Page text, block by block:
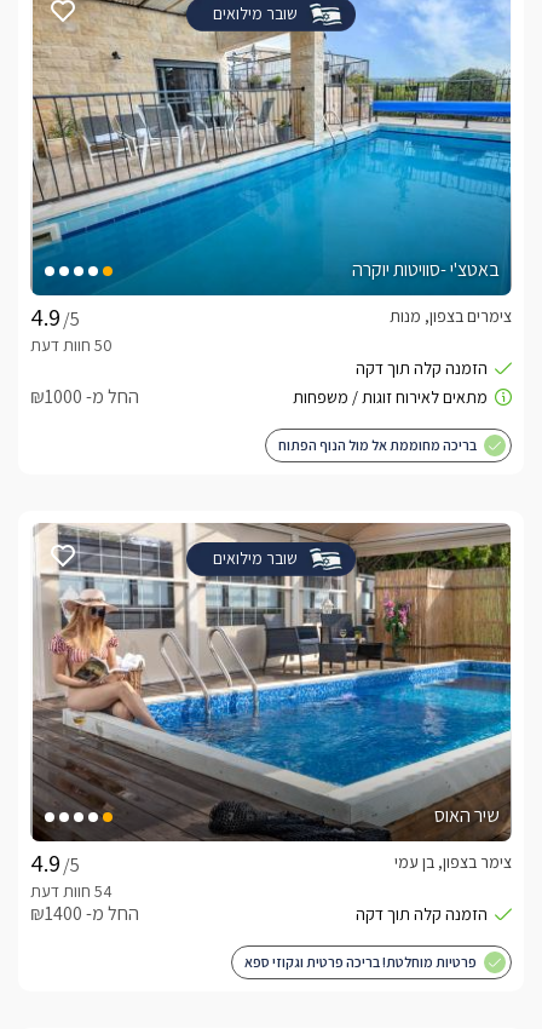
שובר מילואים
באטצ'י -סוויטות יוקרה
/5
צימרים בצפון, מנות
החל מ- ₪1000
בריכה מחוממת אל מול הנוף הפתוח
שובר מילואים
שיר האוס
/5
צימר בצפון, בן עמי
החל מ- ₪1400
פרטיות מוחלטת! בריכה פרטית וגקוזי ספא